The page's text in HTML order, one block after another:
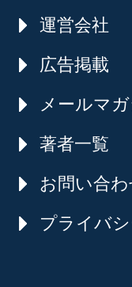
運営会社
広告掲載
メールマ
著者一覧
お問い合わ
プライバ